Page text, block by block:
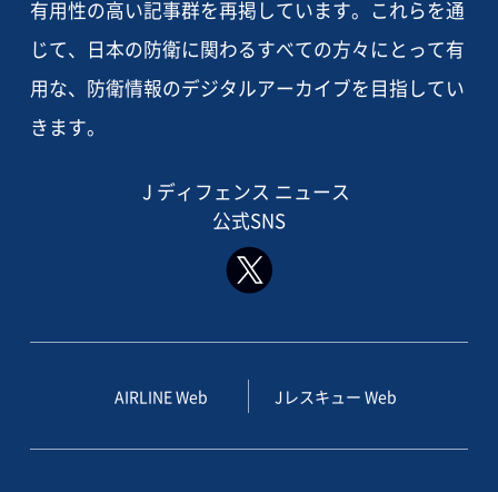
有用性の高い記事群を再掲しています。これらを通
じて、日本の防衛に関わるすべての方々にとって有
用な、防衛情報のデジタルアーカイブを目指してい
きます。
J ディフェンス ニュース
公式SNS
AIRLINE Web Jレスキュー Web